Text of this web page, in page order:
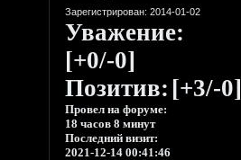
Зарегистрирован: 2014-01-02
Уважение:
[+0/-0]
Позитив: [+3/-0]
Провел на форуме:
18 часов 8 минут
Последний визит:
2021-12-14 00:41:46